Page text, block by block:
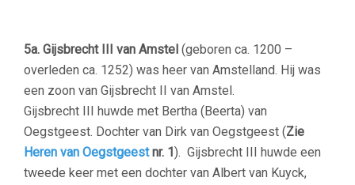
5a. Gijsbrecht III van Amstel (geboren ca. 1200 –
overleden ca. 1252) was heer van Amstelland. Hij was
een zoon van Gijsbrecht II van Amstel.
Gijsbrecht III huwde met Bertha (Beerta) van
Oegstgeest. Dochter van Dirk van Oegstgeest (Zie
Heren van Oegstgeestnr. 1). Gijsbrecht III huwde een
tweede keer met een dochter van Albert van Kuyck,